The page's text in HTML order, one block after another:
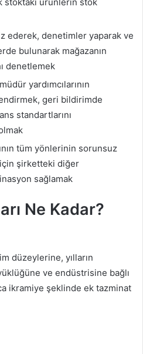
ederek, denetimler yaparak ve
bulunarak mağazanın
denetlemek
yardımcılarının
geri bildirimde
standartlarını
tüm yönlerinin sorunsuz
için şirketteki diğer
sağlamak
Ne Kadar?
düzeylerine, yılların
ve endüstrisine bağlı
ikramiye şeklinde ek tazminat